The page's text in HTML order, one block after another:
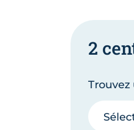
2
Trouvez